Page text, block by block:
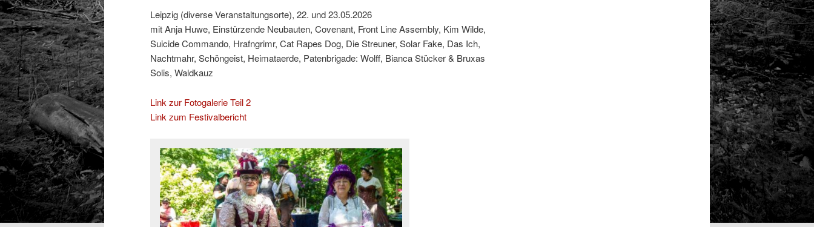
Leipzig (diverse Veranstaltungsorte), 22. und 23.05.2026
mit Anja Huwe, Einstürzende Neubauten, Covenant, Front Line Assembly, Kim Wilde,
Suicide Commando, Hrafngrimr, Cat Rapes Dog, Die Streuner, Solar Fake, Das Ich,
Nachtmahr, Schöngeist, Heimataerde, Patenbrigade: Wolff, Bianca Stücker & Bruxas
Solis, Waldkauz
Link zur Fotogalerie Teil 2
Link zum Festivalbericht